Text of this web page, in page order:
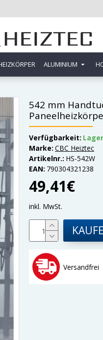
ALUMINIUM
542 mm
49,41€
Verfügbarkeit:
Marke: CBC Heiztec
Artikelnr.: HS-542W
EAN: 790304321238
inkl. MwSt.
Versandfrei